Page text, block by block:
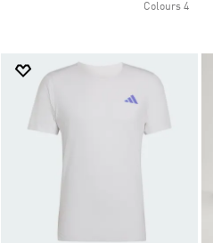
4 Colours